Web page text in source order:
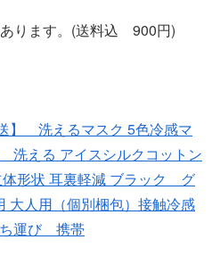
ります。(送料込 900円)
】 洗えるマスク 5色冷感マ
洗える アイスシルクコットン
体形状 耳裏軽減 ブラック グ
人用（個別梱包）接触冷感
運び 携帯